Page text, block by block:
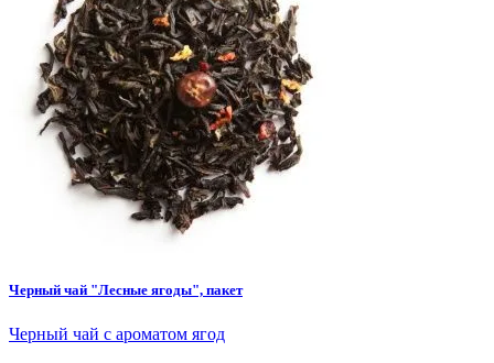
Черный чай "Лесные ягоды", пакет
Черный чай с ароматом ягод